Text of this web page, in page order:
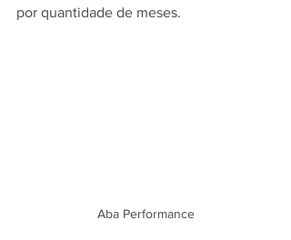
por quantidade de meses.
Aba Performance